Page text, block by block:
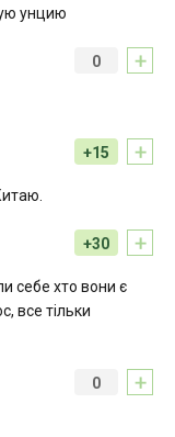
унцию
+
0
+
+15
+
+30
себе хто вони є
все тільки
+
0